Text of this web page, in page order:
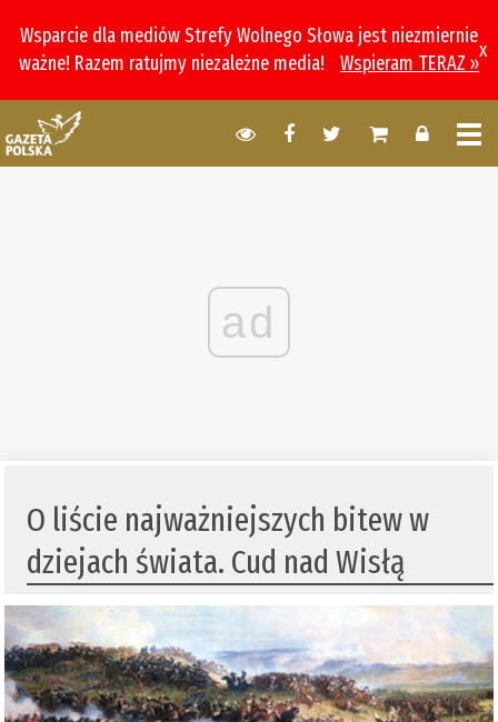
Wsparcie dla mediów Strefy Wolnego Słowa jest niezmiernie
ważne! Razem ratujmy niezależne media!
Wspieram TERAZ »
x
ad
O liście najważniejszych bitew w
dziejach świata. Cud nad Wisłą